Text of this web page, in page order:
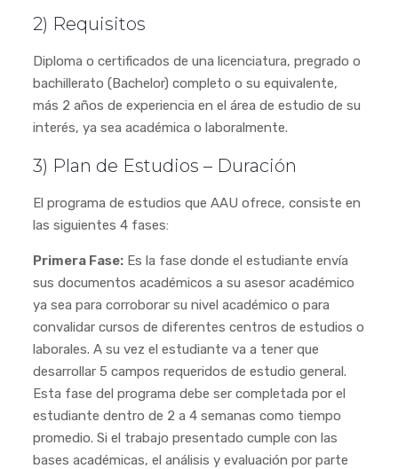
2) Requisitos
Diploma o certificados de una licenciatura, pregrado o
bachillerato (Bachelor) completo o su equivalente,
más 2 años de experiencia en el área de estudio de su
interés, ya sea académica o laboralmente.
3) Plan de Estudios – Duración
El programa de estudios que AAU ofrece, consiste en
las siguientes 4 fases:
Primera Fase:Es la fase donde el estudiante envía
sus documentos académicos a su asesor académico
ya sea para corroborar su nivel académico o para
convalidar cursos de diferentes centros de estudios o
laborales. A su vez el estudiante va a tener que
desarrollar 5 campos requeridos de estudio general.
Esta fase del programa debe ser completada por el
estudiante dentro de 2 a 4 semanas como tiempo
promedio. Si el trabajo presentado cumple con las
bases académicas, el análisis y evaluación por parte